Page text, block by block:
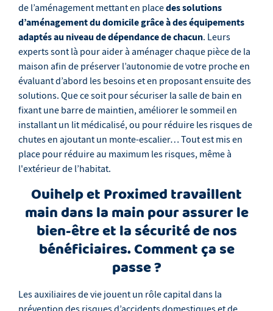
de l’aménagement mettant en placedes solutions
d’aménagement du domicile grâce à des équipements
adaptés au niveau de dépendance de chacun. Leurs
experts sont là pour aider à aménager chaque pièce de la
maison afin de préserver l’autonomie de votre proche en
évaluant d’abord les besoins et en proposant ensuite des
solutions. Que ce soit pour sécuriser la salle de bain en
fixant une barre de maintien, améliorer le sommeil en
installant un lit médicalisé, ou pour réduire les risques de
chutes en ajoutant un monte-escalier… Tout est mis en
place pour réduire au maximum les risques, même à
l'extérieur de l’habitat.
Ouihelp et Proximed travaillent
main dans la main pour assurer le
bien-être et la sécurité de nos
bénéficiaires. Comment ça se
passe ?
Les auxiliaires de vie jouent un rôle capital dans la